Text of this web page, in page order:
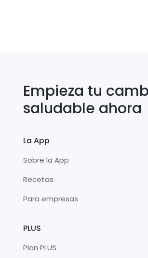
Empieza tu
saludable ahora
La App
Sobre la App
Recetas
Para empresas
PLUS
Plan PLUS